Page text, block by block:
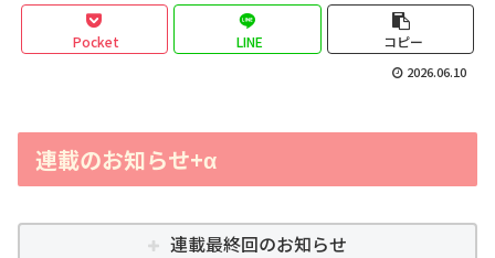
Pocket LINE コピー
2026.06.10
連載のお知らせ+α
連載最終回のお知らせ